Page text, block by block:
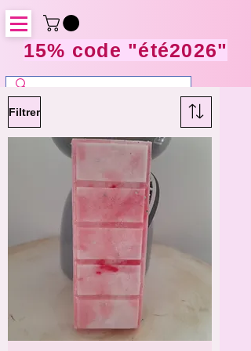
15% code "été2026"
Filtrer